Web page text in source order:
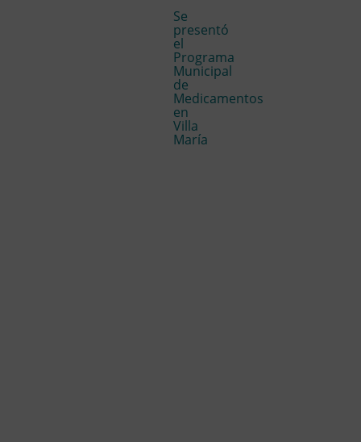
Se
presentó
el
Programa
Municipal
de
Medicamentos
en
Villa
María